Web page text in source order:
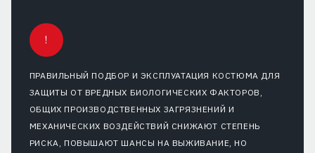
!
ПРАВИЛЬНЫЙ ПОДБОР И ЭКСПЛУАТАЦИЯ КОСТЮМА ДЛЯ
ЗАЩИТЫ ОТ ВРЕДНЫХ БИОЛОГИЧЕСКИХ ФАКТОРОВ,
ОБЩИХ ПРОИЗВОДСТВЕННЫХ ЗАГРЯЗНЕНИЙ И
МЕХАНИЧЕСКИХ ВОЗДЕЙСТВИЙ СНИЖАЮТ СТЕПЕНЬ
РИСКА, ПОВЫШАЮТ ШАНСЫ НА ВЫЖИВАНИЕ, НО